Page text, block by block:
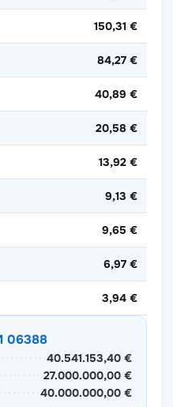
150,31 €
84,27 €
40,89 €
20,58 €
13,92 €
9,13 €
9,65 €
6,97 €
3,94 €
06388
40.541.153,40 €
27.000.000,00 €
40.000.000,00 €